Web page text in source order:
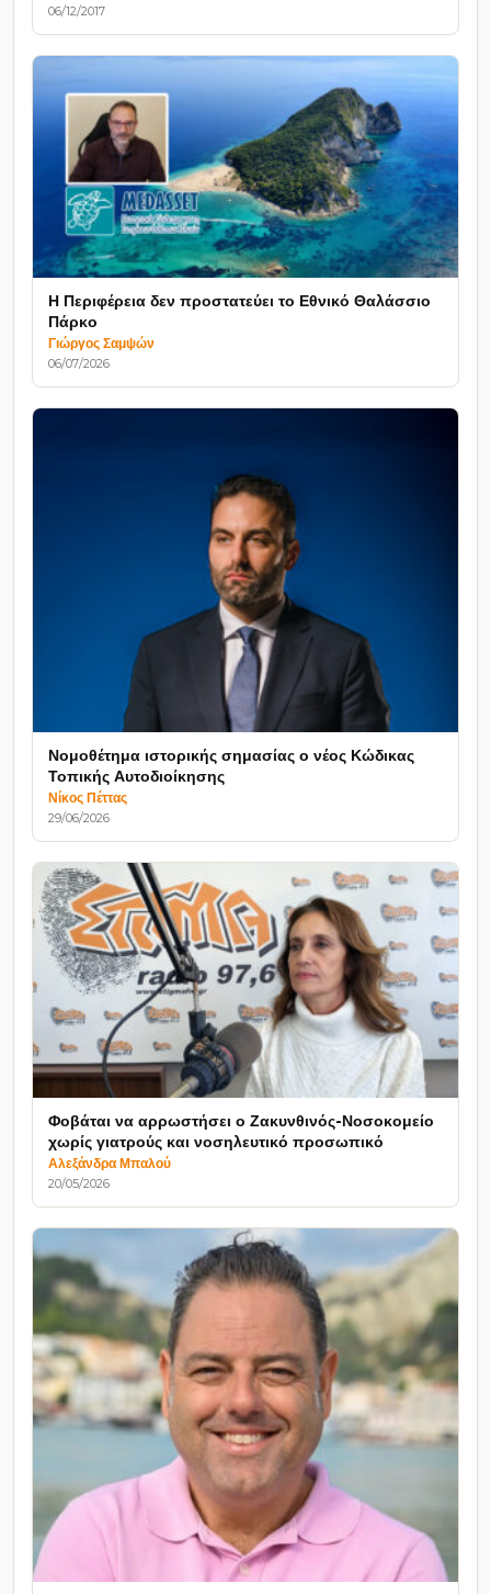
06/12/2017
Η Περιφέρεια δεν προστατεύει το Εθνικό Θαλάσσιο
Πάρκο
Γιώργος Σαμψών
06/07/2026
Νομοθέτημα ιστορικής σημασίας ο νέος Κώδικας
Τοπικής Αυτοδιοίκησης
Νίκος Πέττας
29/06/2026
Φοβάται να αρρωστήσει ο Ζακυνθινός-Νοσοκομείο
χωρίς γιατρούς και νοσηλευτικό προσωπικό
Αλεξάνδρα Μπαλού
20/05/2026